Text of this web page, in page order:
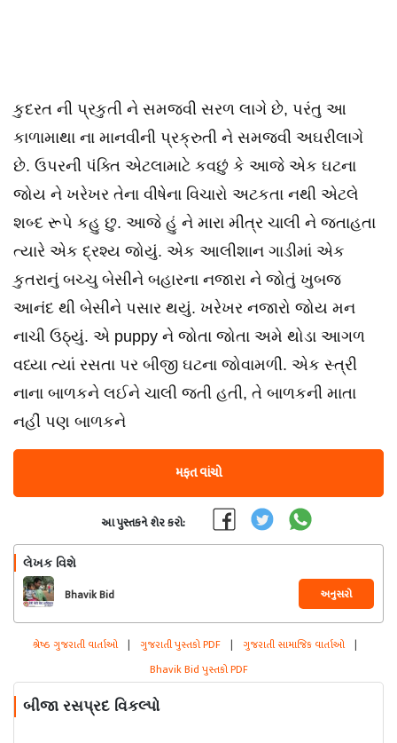
કુદરત ની પ્રકુતી ને સમજવી સરળ લાગે છે, પરંતુ આ
કાળામાથા ના માનવીની પ્રક્રુતી ને સમજવી અઘરીલાગે
છે. ઉપરની પંક્તિ એટલામાટે કવછું કે આજે એક ઘટના
જોય ને ખરેખર તેના વીષેના વિચારો અટકતા નથી એટલે
શબ્દ રૂપે કહુ છુ. આજે હું ને મારા મીત્ર ચાલી ને જતાહતા
ત્યારે એક દ્રશ્ય જોયું. એક આલીશાન ગાડીમાં એક
કુતરાનું બચ્ચુ બેસીને બહારના નજારા ને જોતું ખુબજ
આનંદ થી બેસીને પસાર થયું. ખરેખર નજારો જોય મન
નાચી ઉઠ્યું. એ puppy ને જોતા જોતા અમે થોડા આગળ
વધ્યા ત્યાં રસતા પર બીજી ઘટના જોવામળી. એક સ્ત્રી
નાના બાળકને લઈને ચાલી જતી હતી, તે બાળકની માતા
નહીં પણ બાળકને
મફત વાંચો
આ પુસ્તકને શેર કરો:
લેખક વિશે
Bhavik Bid અનુસરો
શ્રેષ્ઠ ગુજરાતી વાર્તાઓ | ગુજરાતી પુસ્તકો PDF | ગુજરાતી સામાજિક વાર્તાઓ |
Bhavik Bid પુસ્તકો PDF
બીજા રસપ્રદ વિકલ્પો